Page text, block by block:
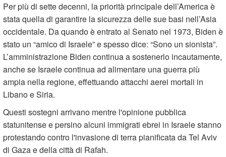
Per più di sette decenni, la priorità principale dell’America è
stata quella di garantire la sicurezza delle sue basi nell’Asia
occidentale. Da quando è entrato al Senato nel 1973, Biden è
stato un “amico di Israele” e spesso dice: “Sono un sionista”.
L’amministrazione Biden continua a sostenerlo incautamente,
anche se Israele continua ad alimentare una guerra più
ampia nella regione, effettuando attacchi aerei mortali in
Libano e Siria.
Questi sostegni arrivano mentre l'opinione pubblica
statunitense e persino alcuni immigrati ebrei in Israele stanno
protestando contro l'invasione di terra pianificata da Tel Aviv
di Gaza e della città di Rafah.